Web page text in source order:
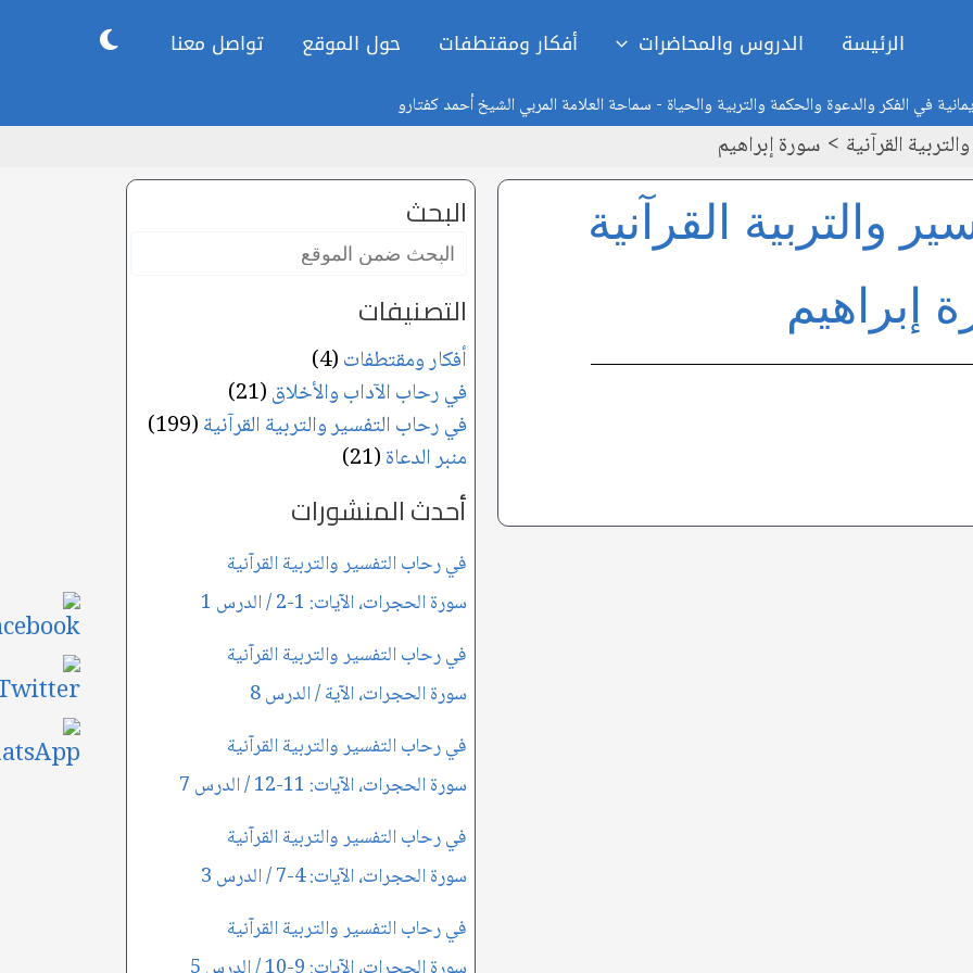
الرئيسة الدروس والمحاضرات أفكار ومقتطفات حول الموقع تواصل معنا
في الفكر والدعوة والحكمة والتربية والحياة - سماحة العلامة المربي الشيخ أحمد كفتارو
القرآنية سورة إبراهيم
والتربية القرآنية
إبراهيم
البحث
التصنيفات
أفكار ومقتطفات(4)
في رحاب الآداب والأخلاق(21)
في رحاب التفسير والتربية القرآنية(199)
منبر الدعاة(21)
أحدث المنشورات
في رحاب التفسير والتربية القرآنية
سورة الحجرات، الآيات: 1-2 / الدرس 1
في رحاب التفسير والتربية القرآنية
سورة الحجرات، الآية / الدرس 8
في رحاب التفسير والتربية القرآنية
سورة الحجرات، الآيات: 11-12 / الدرس 7
في رحاب التفسير والتربية القرآنية
سورة الحجرات، الآيات: 4-7 / الدرس 3
في رحاب التفسير والتربية القرآنية